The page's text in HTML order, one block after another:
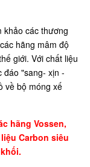
khảo các thương
hãng mâm độ
giới. Với chất liệu
đáo "sang- xịn -
về bộ móng xế
hãng Vossen,
Carbon siêu